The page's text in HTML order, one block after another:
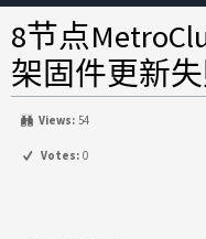
8节点
架固件更新
Views: 54
Votes: 0